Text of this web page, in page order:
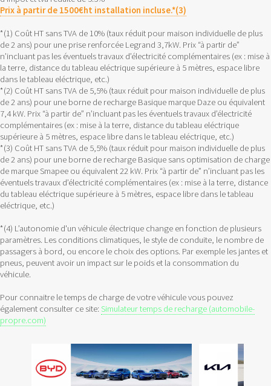
Prix à partir de 1500€ht installation incluse.*(3)
*(1) Coût HT sans TVA de 10% (taux réduit pour maison individuelle de plus
de 2 ans) pour une prise renforcée Legrand 3,7kW. Prix “à partir de”
n’incluant pas les éventuels travaux d’électricité complémentaires (ex : mise à
la terre, distance du tableau eléctrique supérieure à 5 mètres, espace libre
dans le tableau eléctrique, etc.)
*(2) Coût HT sans TVA de 5,5% (taux réduit pour maison individuelle de plus
de 2 ans) pour une borne de recharge Basique marque Daze ou équivalent
7,4 kW. Prix “à partir de” n’incluant pas les éventuels travaux d’électricité
complémentaires (ex : mise à la terre, distance du tableau eléctrique
supérieure à 5 mètres, espace libre dans le tableau eléctrique, etc.)
*(3) Coût HT sans TVA de 5,5% (taux réduit pour maison individuelle de plus
de 2 ans) pour une borne de recharge Basique sans optimisation de charge
de marque Smapee ou équivalent 22 kW. Prix “à partir de” n’incluant pas les
éventuels travaux d’électricité complémentaires (ex : mise à la terre, distance
du tableau eléctrique supérieure à 5 mètres, espace libre dans le tableau
eléctrique, etc.)
*(4) L’autonomie d'un véhicule électrique change en fonction de plusieurs
paramètres. Les conditions climatiques, le style de conduite, le nombre de
passagers à bord, ou encore le choix des options. Par exemple les jantes et
pneus, peuvent avoir un impact sur le poids et la consommation du
véhicule.
Pour connaitre le temps de charge de votre véhicule vous pouvez
également consulter ce site: Simulateur temps de recharge (automobile-
propre.com)